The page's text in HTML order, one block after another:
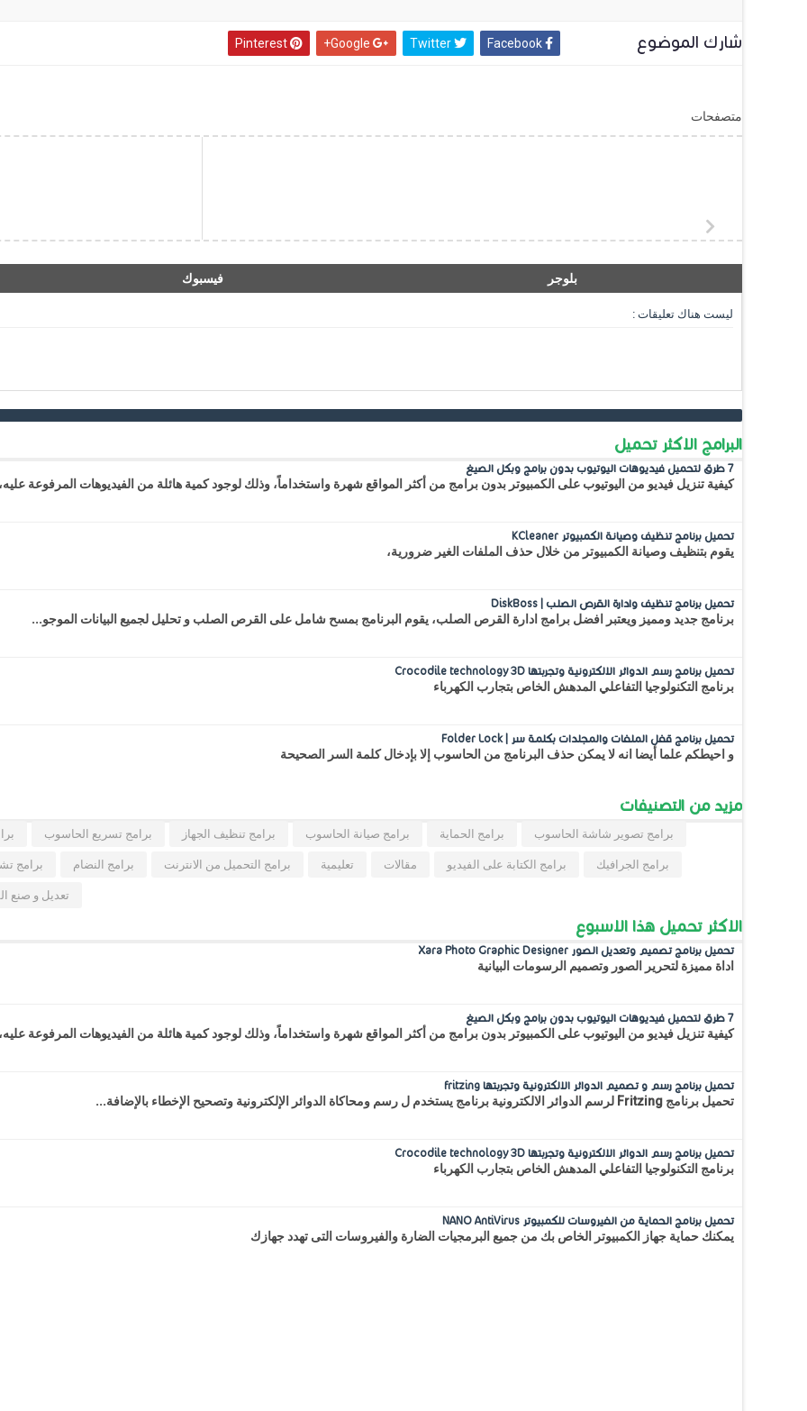
شارك الموضوع Facebook
Twitter
Google+
Pinterest
متصفحات
بلوجر فيسبوك
ليست هناك تعليقات :
البرامج الاكثر تحميل
7 طرق لتحميل فيديوهات اليوتيوب بدون برامج وبكل الصيغ
كيفية تنزيل فيديو من اليوتيوب على الكمبيوتر بدون برامج من أكثر المواقع شهرة واستخداماً، وذلك لوجود كمية هائلة من الفيديوهات المرفوعة
تحميل برنامج تنظيف وصيانة الكمبيوتر KCleaner
يقوم بتنظيف وصيانة الكمبيوتر من خلال حذف الملفات الغير ضرورية،
تحميل برنامج تنظيف وادارة القرص الصلب | DiskBoss
برنامج جديد ومميز ويعتبر افضل برامج ادارة القرص الصلب، يقوم البرنامج بمسح شامل على القرص الصلب و تحليل لجميع البيانات الموجو...
تحميل برنامج رسم الدوائر الالكترونية وتجربتها Crocodile technology 3D
برنامج التكنولوجيا التفاعلي المدهش الخاص بتجارب الكهرباء
تحميل برنامج قفل الملفات والمجلدات بكلمة سر | Folder Lock
و احيطكم علما أيضا انه لا يمكن حذف البرنامج من الحاسوب إلا بإدخال كلمة السر الصحيحة
مزيد من التصنيفات
برامج تسريع الحاسوب برامج تنظيف الجهاز برامج صيانة الحاسوب برامج الحماية برامج تصوير شاشة الحاسوب
برامج برامج النضام برامج التحميل من الانترنت تعليمية مقالات برامج الكتابة على الفيديو برامج الجرافيك
تعديل و صنع
الاكثر تحميل هذا الاسبوع
تحميل برنامج تصميم وتعديل الصور Xara Photo Graphic Designer
اداة مميزة لتحرير الصور وتصميم الرسومات البيانية
7 طرق لتحميل فيديوهات اليوتيوب بدون برامج وبكل الصيغ
كيفية تنزيل فيديو من اليوتيوب على الكمبيوتر بدون برامج من أكثر المواقع شهرة واستخداماً، وذلك لوجود كمية هائلة من الفيديوهات المرفوعة
تحميل برنامج رسم و تصميم الدوائر الالكترونية وتجربتها fritzing
تحميل برنامج Fritzing لرسم الدوائر الالكترونية برنامج يستخدم ل رسم ومحاكاة الدوائر الإلكترونية وتصحيح الإخطاء بالإضافة...
تحميل برنامج رسم الدوائر الالكترونية وتجربتها Crocodile technology 3D
برنامج التكنولوجيا التفاعلي المدهش الخاص بتجارب الكهرباء
تحميل برنامج الحماية من الفيروسات للكمبيوتر NANO AntiVirus
يمكنك حماية جهاز الكمبيوتر الخاص بك من جميع البرمجيات الضارة والفيروسات التى تهدد جهازك